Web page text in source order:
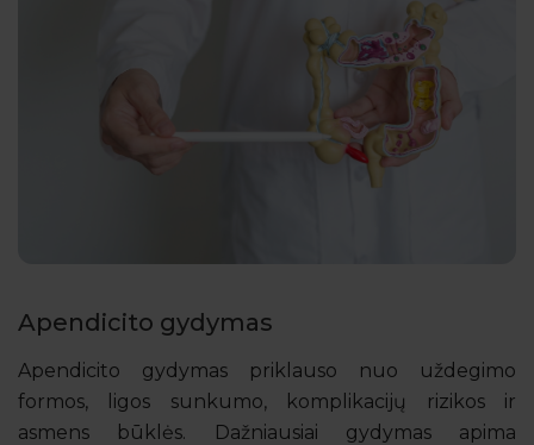
Apendicito gydymas
Apendicito gydymas priklauso nuo uždegimo
formos, ligos sunkumo, komplikacijų rizikos ir
asmens būklės. Dažniausiai gydymas apima